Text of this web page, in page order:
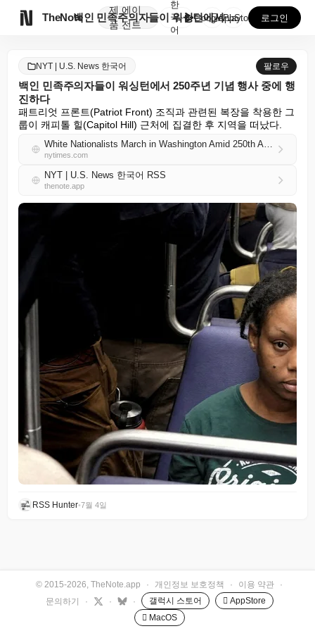
TheNote
제
품
에이
전트
백인 민족주의자들이 워싱턴에서 250주년 기념 행사 중...
한
국
어
GooglePlay
AppStore 로그인
NYT | U.S. News 한국어 팔로우
백인 민족주의자들이 워싱턴에서 250주년 기념 행사 중에 행
진하다
패트리엇 프론트(Patriot Front) 조직과 관련된 복장을 착용한 그
룹이 캐피톨 힐(Capitol Hill) 근처에 집결한 후 지역을 떠났다.
White Nationalists March in Washington Amid 250th Anniversary Celebrations
nytimes.com
NYT | U.S. News 한국어 RSS
thenote.app
RSS Hunter•7월 4일
© 2015-2026, TheNote.app · 개인정보 보호정책 · 이용 약관
·
문의하기
· · · 갤럭시 스토어
 AppStore
 MacOS